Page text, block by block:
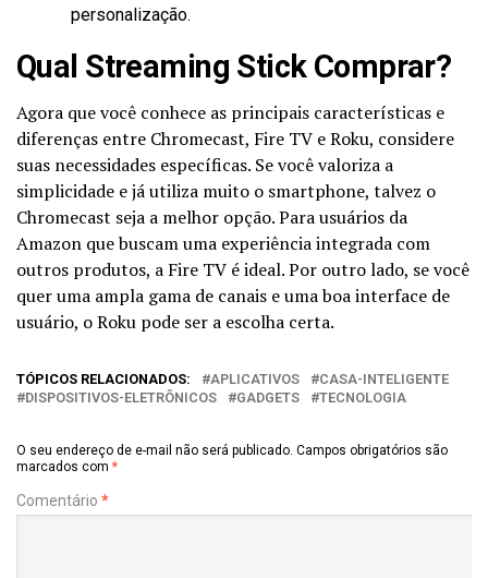
personalização.
Qual Streaming Stick Comprar?
Agora que você conhece as principais características e
diferenças entre Chromecast, Fire TV e Roku, considere
suas necessidades específicas. Se você valoriza a
simplicidade e já utiliza muito o smartphone, talvez o
Chromecast seja a melhor opção. Para usuários da
Amazon que buscam uma experiência integrada com
outros produtos, a Fire TV é ideal. Por outro lado, se você
quer uma ampla gama de canais e uma boa interface de
usuário, o Roku pode ser a escolha certa.
TÓPICOS RELACIONADOS: APLICATIVOS
CASA-INTELIGENTE
DISPOSITIVOS-ELETRÔNICOS
GADGETS TECNOLOGIA
O seu endereço de e-mail não será publicado. Campos obrigatórios são
marcados com *
Comentário *